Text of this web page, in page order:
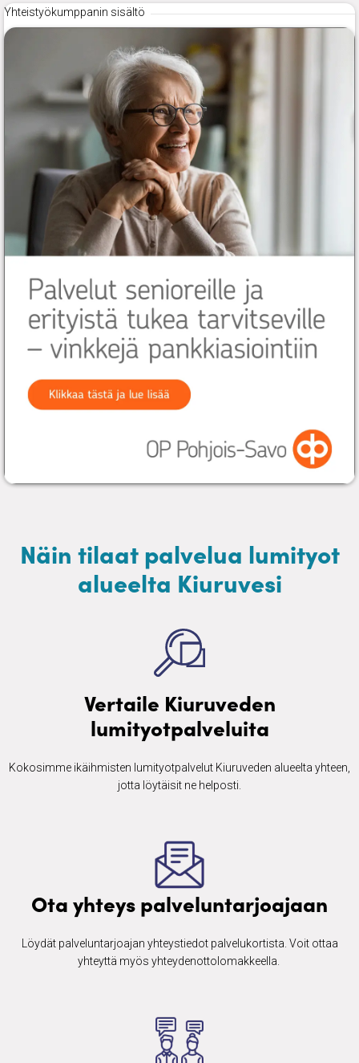
Yhteistyökumppanin sisältö
Näin tilaat palvelua lumityot
alueelta Kiuruvesi
Vertaile Kiuruveden
lumityotpalveluita
Kokosimme ikäihmisten ​lumityotpalvelut Kiuruveden alueelta yhteen,
jotta löytäisit ne helposti.
Ota yhteys palveluntarjoajaan
Löydät palveluntarjoajan yhteystiedot palvelukortista. Voit ottaa
yhteyttä myös yhteydenottolomakkeella. ​